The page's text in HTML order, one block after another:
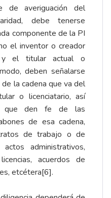
de averiguación del
debe tenerse
componente de la PI
el inventor o creador
y el titular actual o
deben señalarse
la cadena que va del
o licenciatario, así
que den fe de las
de esa cadena,
de trabajo o de
administrativos,
acuerdos de
etcétera[6].